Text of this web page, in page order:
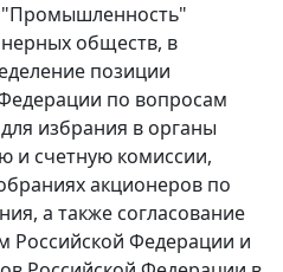
"Промышленность"
обществ, в
позиции
по вопросам
избрания в органы
и счетную комиссии,
акционеров по
а также согласование
Российской Федерации и